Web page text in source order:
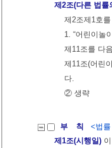
제2조(다른 법률
제2조제1호
1. “어린이놀
제11조를 다
제11조(어린
다.
② 생략
부 칙
<법
제1조(시행일)